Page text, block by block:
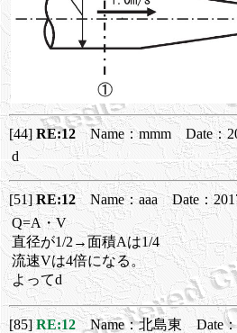
[44] RE:12 Name：mmm Date：
d
[51]RE:12Name：aaa Date：
Q=A・V
直径が1/2→面積Aは1/4
流速Vは4倍になる。
よってd
[85]RE:12Name：北島東 Date：